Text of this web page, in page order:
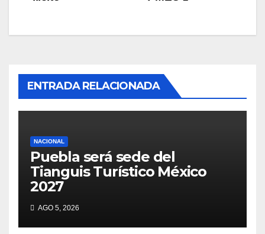
ENTRADA RELACIONADA
NACIONAL
Puebla será sede del
Tianguis Turístico México
2027
AGO 5, 2026